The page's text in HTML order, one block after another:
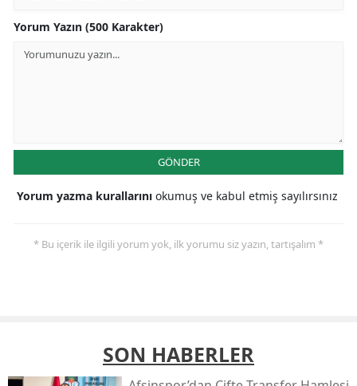
Yorum Yazın (500 Karakter)
GÖNDER
Yorum yazma kurallarını okumuş ve kabul etmiş sayılırsınız
* Bu içerik ile ilgili yorum yok, ilk yorumu siz yazın, tartışalım *
SON HABERLER